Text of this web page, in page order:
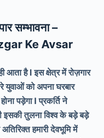
सम्भावना –
Ke Avsar
आता है l इस क्षेत्र में रोज़गार
युवाओं को अपना घरबार
पड़ेगा l प्रकर्ति ने
इसकी तुलना विश्व के बड़े बड़े
हमारी देवभूमि में